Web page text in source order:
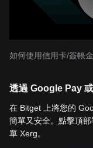
如何使用信用卡/簽帳
透過 Google Pay
在 Bitget 上將您的
簡單又安全。點擊頂
單 Xerg。